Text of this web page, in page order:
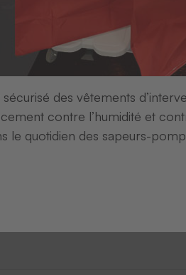
des vêtements
contre l’humidité et
le quotidien des sapeurs-